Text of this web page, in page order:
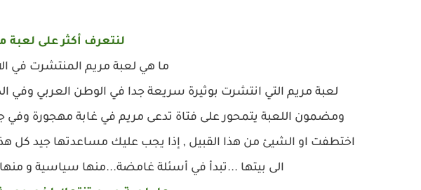
لنتعرف أكثر على لعبة
ما هي لعبة مريم المنتشرت في
لعبة مريم التي انتشرت بوثيرة سريعة جدا في الوطن العربي
ومضمون اللعبة يتمحور على فتاة تدعى مريم في غابة مهجورة
اختطفت او الشيئ من هذا القبيل , إذا يجب عليك مساعدتها جيد كل
الى بيتها ...تبدأ في أسئلة غامضة...منها سياسية و